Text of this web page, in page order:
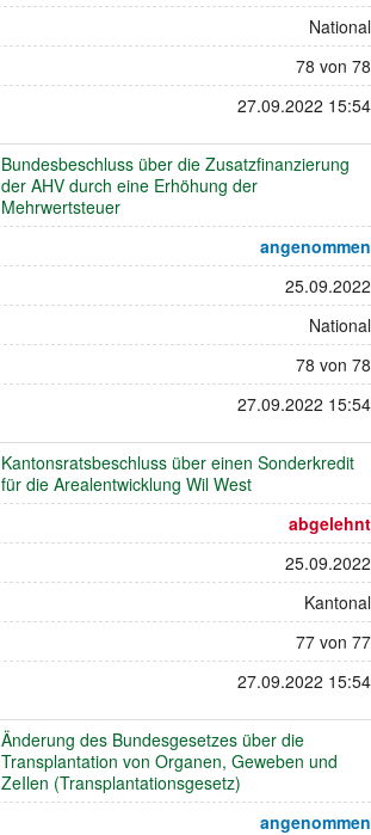
National
78 von 78
27.09.2022 15:54
Bundesbeschluss über die Zusatzfinanzierung
der AHV durch eine Erhöhung der
Mehrwertsteuer
angenommen
25.09.2022
National
78 von 78
27.09.2022 15:54
Kantonsratsbeschluss über einen Sonderkredit
für die Arealentwicklung Wil West
abgelehnt
25.09.2022
Kantonal
77 von 77
27.09.2022 15:54
Änderung des Bundesgesetzes über die
Transplantation von Organen, Geweben und
ZeIlen (Transplantationsgesetz)
angenommen